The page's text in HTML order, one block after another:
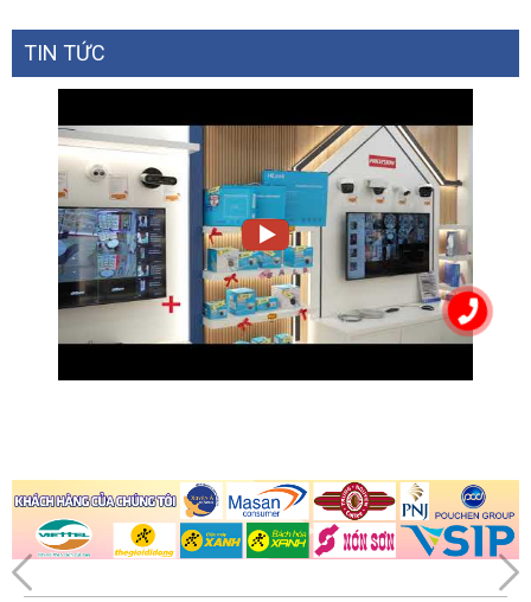
TIN TỨC